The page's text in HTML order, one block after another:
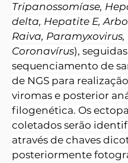
Tripanossomíase,
delta, Hepatite E,
Raiva, Paramyxovirus,
Coronavírus),
sequenciamento de
de NGS para
viromas e posterior
filogenética. Os
coletados serão
através de chaves
posteriormente